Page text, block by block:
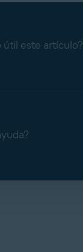
útil este artículo?